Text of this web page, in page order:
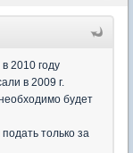
2010 году
в 2009 г.
будет
только за